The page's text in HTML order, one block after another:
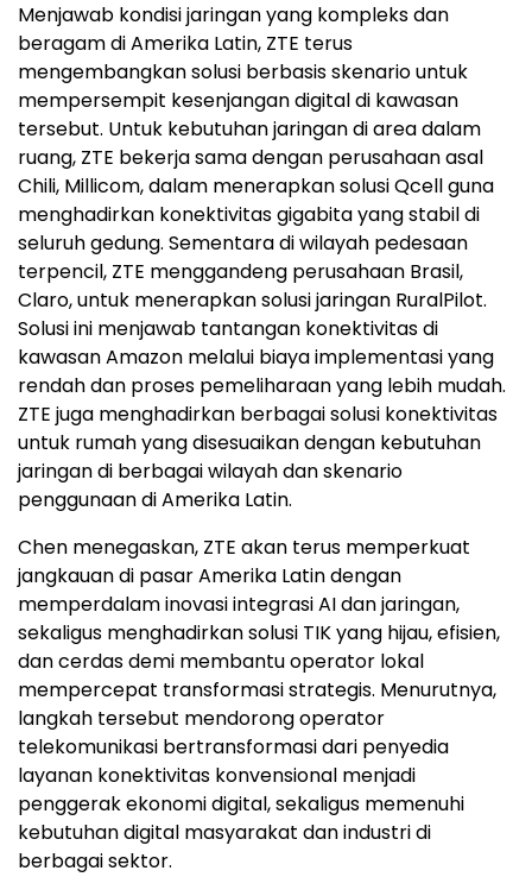
Menjawab kondisi jaringan yang kompleks dan
beragam di Amerika Latin, ZTE terus
mengembangkan solusi berbasis skenario untuk
mempersempit kesenjangan digital di kawasan
tersebut. Untuk kebutuhan jaringan di area dalam
ruang, ZTE bekerja sama dengan perusahaan asal
Chili, Millicom, dalam menerapkan solusi Qcell guna
menghadirkan konektivitas gigabita yang stabil di
seluruh gedung. Sementara di wilayah pedesaan
terpencil, ZTE menggandeng perusahaan Brasil,
Claro, untuk menerapkan solusi jaringan RuralPilot.
Solusi ini menjawab tantangan konektivitas di
kawasan Amazon melalui biaya implementasi yang
rendah dan proses pemeliharaan yang lebih mudah.
ZTE juga menghadirkan berbagai solusi konektivitas
untuk rumah yang disesuaikan dengan kebutuhan
jaringan di berbagai wilayah dan skenario
penggunaan di Amerika Latin.
Chen menegaskan, ZTE akan terus memperkuat
jangkauan di pasar Amerika Latin dengan
memperdalam inovasi integrasi AI dan jaringan,
sekaligus menghadirkan solusi TIK yang hijau, efisien,
dan cerdas demi membantu operator lokal
mempercepat transformasi strategis. Menurutnya,
langkah tersebut mendorong operator
telekomunikasi bertransformasi dari penyedia
layanan konektivitas konvensional menjadi
penggerak ekonomi digital, sekaligus memenuhi
kebutuhan digital masyarakat dan industri di
berbagai sektor.